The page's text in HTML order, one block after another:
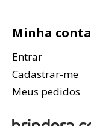
Minha conta
Entrar
Cadastrar-me
Meus pedidos